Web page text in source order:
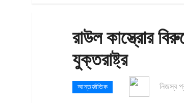
রাউল কাস্ত্রোর
যুক্তরাষ্ট্র
আন্তর্জাতিক নিজস্ব